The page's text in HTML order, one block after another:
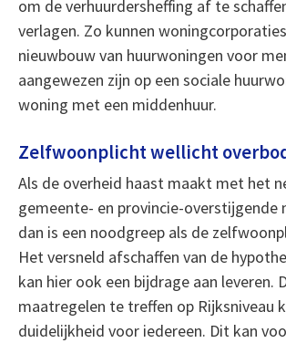
om de verhuurdersheffing af te
verlagen. Zo kunnen
nieuwbouw van huurwoningen voor
aangewezen zijn op een sociale
woning met een middenhuur.
Zelfwoonplicht wellicht
Als de overheid haast maakt met het
gemeente- en provincie-overstijgende
dan is een noodgreep als de
Het versneld afschaffen van de
kan hier ook een bijdrage aan leveren.
maatregelen te treffen op Rijksniveau
duidelijkheid voor iedereen. Dit kan